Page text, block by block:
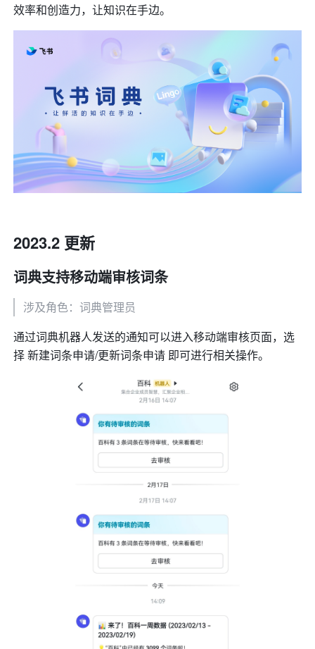
效率和创造力，让知识在手边。
2023.2 更新
词典支持移动端审核词条
涉及角色：词典管理员
通过词典机器人发送的通知可以进入移动端审核页面，选
择 新建词条申请/更新词条申请 即可进行相关操作。